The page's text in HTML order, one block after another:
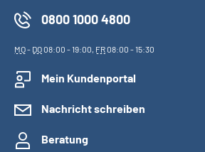
0800 1000 4800
MO- DO08:00 - 19:00, FR08:00 - 15:30
Mein Kundenportal
Nachricht schreiben
Beratung